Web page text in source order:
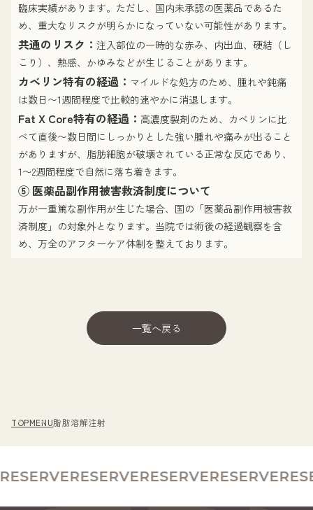
臨床実績があります。ただし、国内未承認の医薬品であるた
め、重大なリスクが明らかになっていない可能性があります。
共通のリスク： 注入部位の一時的な赤み、内出血、硬結（し
こり）、熱感、かゆみなどが生じることがあります。
カベリン特有の経過： マイルドな処方のため、腫れや鈍痛
は数日〜1週間程度で比較的速やかに消退します。
Fat X Core特有の経過： 高濃度製剤のため、カベリンに比
べて直後〜数日間にしっかりとした強い腫れや痛みが出ること
がありますが、脂肪細胞が破壊されている正常な反応であり、
1〜2週間程度で自然に落ち着きます。
⑤ 医薬品副作用被害救済制度について
万が一重篤な副作用が生じた場合、国の「医薬品副作用被害救
済制度」の対象外となります。当院では術後の経過観察を含
め、万全のアフターケア体制を整えております。
一覧へ戻る
TOPMENU脂肪溶解注射
RESERVERESERVERESERVE